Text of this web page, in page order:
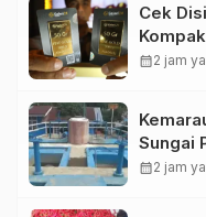
Cek
calendar_month2 jam
Sungai
calendar_month2 jam